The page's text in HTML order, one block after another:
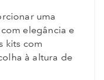
uma
elegância e
kits com
à altura de